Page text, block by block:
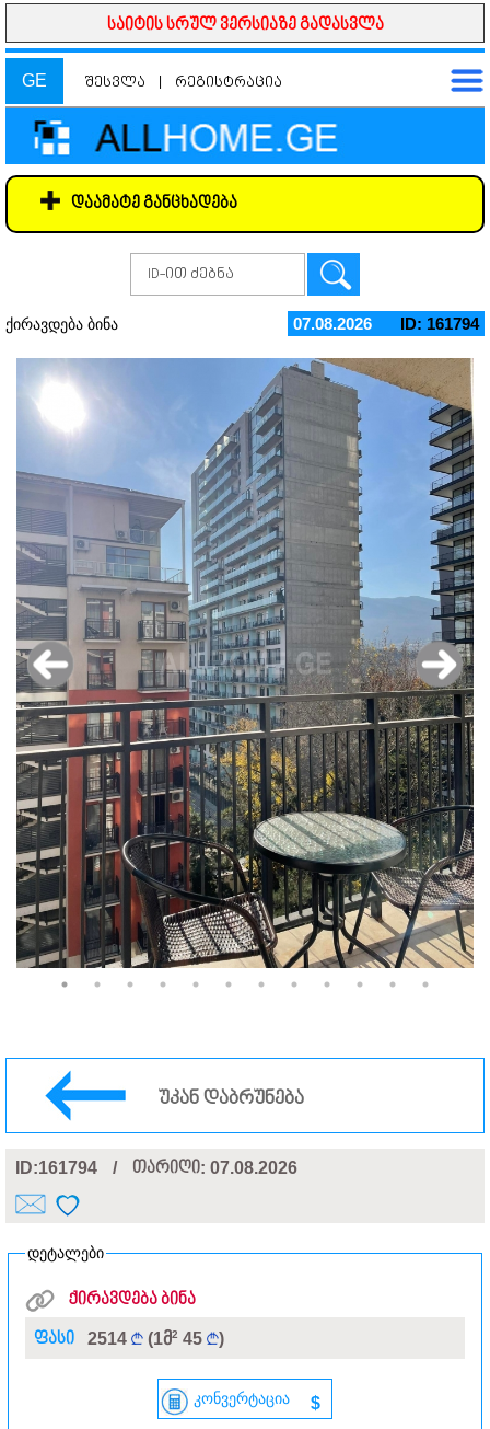
საიტის სრულ ვერსიაზე გადასვლა
GE შესვლა რეგისტრაცია
დაამატე განცხადება
ქირავდება ბინა 07.08.2026 ID: 161794
უკან დაბრუნება
ID:161794 / თარიღი: 07.08.2026
დეტალები
ქირავდება ბინა
ფასი
2514 (1მ2 45 )
კონვერტაცია $